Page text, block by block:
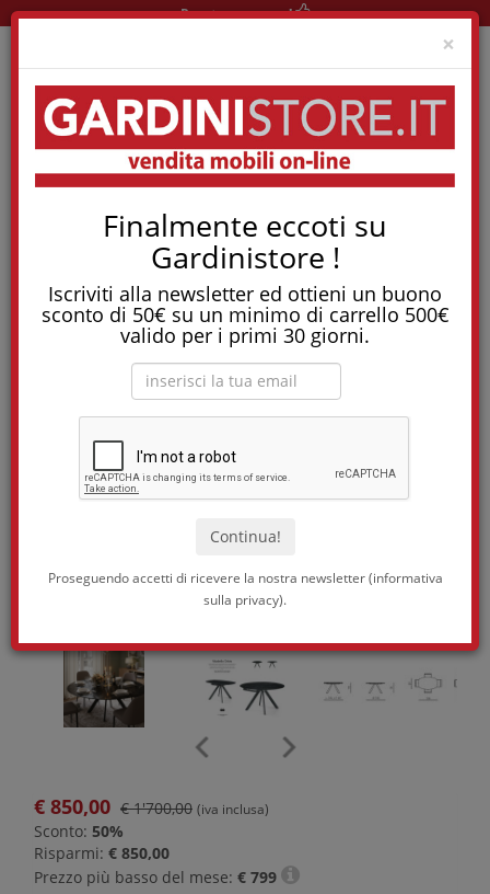
×
Finalmente eccoti su
Gardinistore !
Iscriviti alla newsletter ed ottieni un buono
sconto di 50€ su un minimo di carrello 500€
valido per i primi 30 giorni.
Proseguendo accetti di ricevere la nostra newsletter (informativa
sulla privacy).
Pronta consegna!
Su questo prodotto non si applica la promozione
in corso, in quanto già proposto a prezzo
scontatissimo!
Tavolo allungabile Orbis
€ 850,00 € 1'700,00 (iva inclusa)
Sconto: 50%
Risparmi: € 850,00
Prezzo più basso del mese: € 799